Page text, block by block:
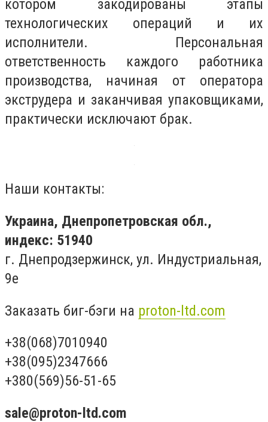
котором закодированы этапы
технологических операций и их
исполнители. Персональная
ответственность каждого работника
производства, начиная от оператора
экструдера и заканчивая упаковщиками,
практически исключают брак.
Наши контакты:
Украина, Днепропетровская обл.,
индекс: 51940
г. Днепродзержинск, ул. Индустриальная,
9е
Заказать биг-бэги на proton-ltd.com
+38(068)7010940
+38(095)2347666
+380(569)56-51-65
sale@proton-ltd.com